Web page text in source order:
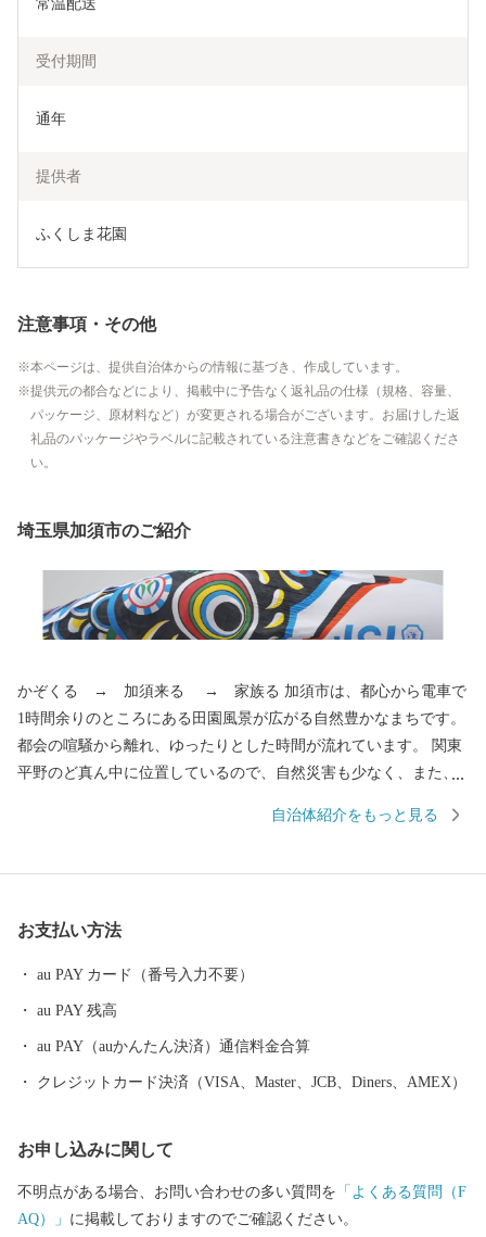
常温配送
受付期間
通年
提供者
ふくしま花園
注意事項・その他
本ページは、提供自治体からの情報に基づき、作成しています。
提供元の都合などにより、掲載中に予告なく返礼品の仕様（規格、容量、
パッケージ、原材料など）が変更される場合がございます。お届けした返
礼品のパッケージやラベルに記載されている注意書きなどをご確認くださ
い。
埼玉県加須市のご紹介
かぞくる → 加須来る → 家族る 加須市は、都心から電車で
1時間余りのところにある田園風景が広がる自然豊かなまちです。
都会の喧騒から離れ、ゆったりとした時間が流れています。 関東
平野のど真ん中に位置しているので、自然災害も少なく、また、
ます。 ぜひ、加須市へ一度遊びに来てください。 【キャンセル等
の対応について】 こちらはふるさと納税のお申し込みページとな
はできません。あらかじめご了承ください。 【返礼品について】
■ふるさと納税の返礼品は一時所得に該当します。 ふるさと納税
寄付につきましては、経済的利益の無償の供与として行われてお
該当します。 【個人情報の取り扱いについて】 お寄せいただいた
個人情報は、寄附金の受付、入金及び記念品発送に係る確認や連
絡に使用させていただきます。 また、加須市の情報を発信する際
自治体紹介をもっと見る
お支払い方法
au PAY カード（番号入力不要）
au PAY 残高
au PAY（auかんたん決済）通信料金合算
クレジットカード決済（VISA、Master、JCB、Diners、AMEX）
お申し込みに関して
不明点がある場合、お問い合わせの多い質問を 「よくある質問（F
AQ）」 に掲載しておりますのでご確認ください。